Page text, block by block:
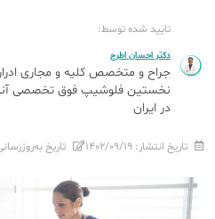
تایید شده توسط:
دکتر احسان اطرج
جراح و متخصص کلیه و مجاری
نخستین فلوشیپ فوق تخصصی
در ایران
تاریخ انتشار: ۱۴۰۲/۰۹/۱۹ تاریخ